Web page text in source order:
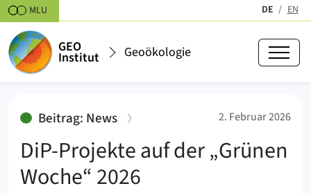
Zum Inhalt springen DE
(aktiv)
EN
MLU
GEO
Institut Geoökologie
DiP-Projekte auf der „Grünen
Beitrag: News:
DiP-Projekte auf der „Grünen
Woche“ 2026
2. Februar 2026